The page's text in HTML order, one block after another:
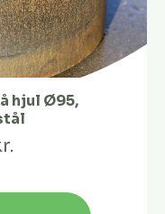
hjul Ø95,